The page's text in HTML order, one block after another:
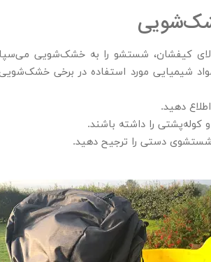
کیفشان، شستشو را به خشک‌شویی
شیمیایی مورد استفاده در برخی
دهید.
و کوله‌پشتی را داشته باشند.